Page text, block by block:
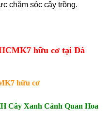
chăm sóc cây trồng.
hữu cơ tại Đà
hữu cơ
Cây Xanh Cảnh Quan Hoa